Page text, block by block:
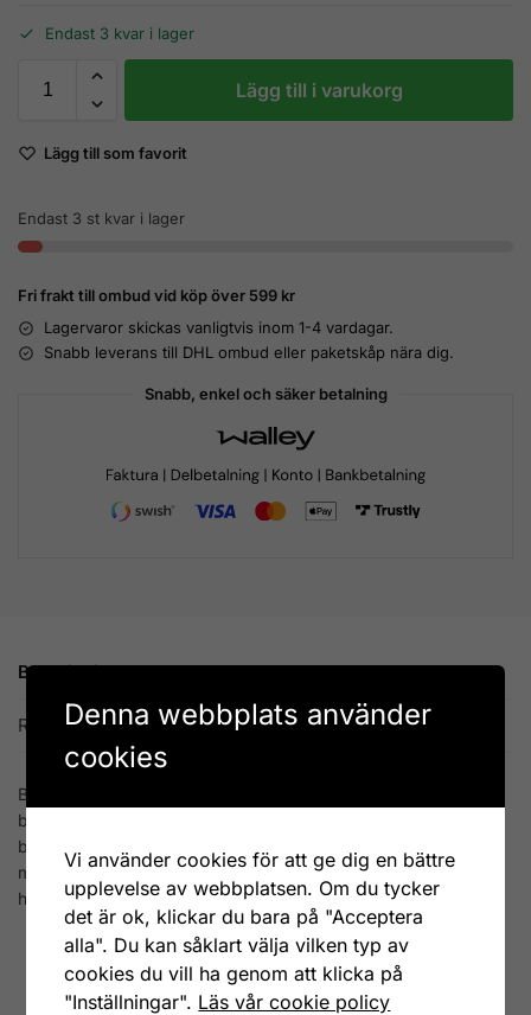
Endast 3 kvar i lager
Lägg till i varukorg
Lägg till som favorit
Endast 3 st kvar i lager
Fri frakt till ombud vid köp över 599 kr
Lagervaror skickas vanligtvis inom 1-4 vardagar.
Snabb leverans till DHL ombud eller paketskåp nära dig.
Snabb, enkel och säker betalning
Beskrivning
Recensioner 0
Brödlåda i härlig retrostil från danska PLINT. Snygg
brödförvaring att ha ståendes framme på köksbänken. På
baksidan finns små ventilationshål så att brödet förvaras i rätt
miljö. Mått 34x15x24 cm (lxhxd). Tillverkad i metall, bör
handdiskas.
Artikelnr: 20ALM
Kategorier: Burkar och annan förvaring,Övrigt till köket
Denna webbplats använder
cookies
Vi använder cookies för att ge dig en bättre
upplevelse av webbplatsen. Om du tycker
det är ok, klickar du bara på "Acceptera
alla". Du kan såklart välja vilken typ av
cookies du vill ha genom att klicka på
"Inställningar". Läs vår cookie policy